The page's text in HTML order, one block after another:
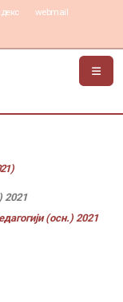
webmail
2021
(осн.) 2021